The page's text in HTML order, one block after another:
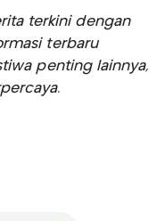
terkini dengan
terbaru
penting lainnya,